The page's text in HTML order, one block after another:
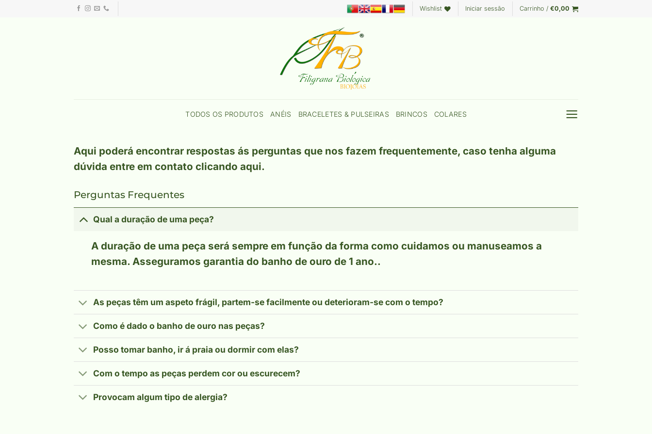
Wishlist Iniciar sessão Carrinho / €0,00
TODOS OS PRODUTOS ANÉIS BRACELETES & PULSEIRAS BRINCOS COLARES
Aqui poderá encontrar respostas ás perguntas que nos fazem frequentemente, caso tenha alguma
dúvida entre em contato clicando aqui.
Perguntas Frequentes
Qual a duração de uma peça?
A duração de uma peça será sempre em função da forma como cuidamos ou manuseamos a
mesma. Asseguramos garantia do banho de ouro de 1 ano..
As peças têm um aspeto frágil, partem-se facilmente ou deterioram-se com o tempo?
Como é dado o banho de ouro nas peças?
Posso tomar banho, ir á praia ou dormir com elas?
Com o tempo as peças perdem cor ou escurecem?
Provocam algum tipo de alergia?